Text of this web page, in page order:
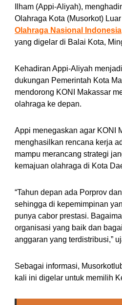
Ilham (Appi-Aliyah),
Olahraga Kota (Musorkot)
Olahraga Nasional Indonesia
yang digelar di Balai Kota,
Kehadiran Appi-Aliyah
dukungan Pemerintah Kota
mendorong KONI Makassar
olahraga ke depan.
Appi menegaskan agar KONI
menghasilkan rencana kerja
mampu merancang strategi
kemajuan olahraga di Kota
“Tahun depan ada Porprov
sehingga di kepemimpinan
punya cabor prestasi.
organisasi yang baik dan
anggaran yang terdistribusi,”
Sebagai informasi,
kali ini digelar untuk memilih